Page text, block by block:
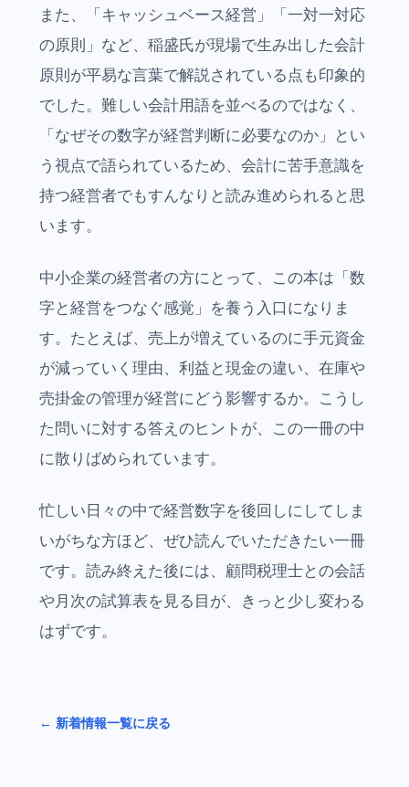
また、「キャッシュベース経営」「一対一対応
の原則」など、稲盛氏が現場で生み出した会計
原則が平易な言葉で解説されている点も印象的
でした。難しい会計用語を並べるのではなく、
「なぜその数字が経営判断に必要なのか」とい
う視点で語られているため、会計に苦手意識を
持つ経営者でもすんなりと読み進められると思
います。
中小企業の経営者の方にとって、この本は「数
字と経営をつなぐ感覚」を養う入口になりま
す。たとえば、売上が増えているのに手元資金
が減っていく理由、利益と現金の違い、在庫や
売掛金の管理が経営にどう影響するか。こうし
た問いに対する答えのヒントが、この一冊の中
に散りばめられています。
忙しい日々の中で経営数字を後回しにしてしま
いがちな方ほど、ぜひ読んでいただきたい一冊
です。読み終えた後には、顧問税理士との会話
や月次の試算表を見る目が、きっと少し変わる
はずです。
← 新着情報一覧に戻る